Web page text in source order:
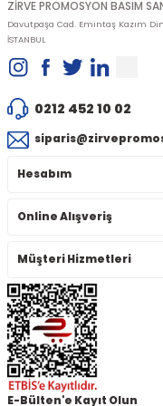
ZİRVE PROMOSYON BASIM
Davutpaşa Cad. Emintaş Kazım
İSTANBUL
0212 452 10 02
Hesabım
Online Alışveriş
Müşteri Hizmetleri
E-Bülten'e Kayıt Olun